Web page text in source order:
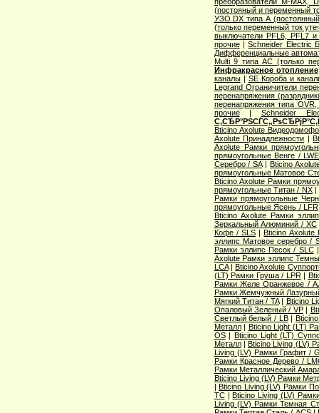
(постояный и переменный
УЗО DX типа А
(только переменный ток
выключатели PFL6, PFL7 и
прочие|Schneider Electric
Дифференциальные
Multi 9 типа АС (только
Инфракрасное отопление
каналы| SE Короба и
Legrand Ограничители
перенапряжения
перенапряжения типа
прочие|Schneider
Bticino Axolute
Axolute Принадлежности |
Axolute Рамки
прямоугольные Венге / LWE
Серебро / SA|Bticino
прямоугольные Матовое
Bticino Axolute Рамки
прямоугольные Титан / NX|
Рамки прямоугольные
прямоугольные Ясень / LFR
Bticino Axolute Рамки
Зеркальный Алюминий / XC
Кофе / SLS|Bticino Axolute
эллипс Матовое серебро /
Рамки эллипс Песок / SLC
Axolute Рамки эллипс
LCA|Bticino Axolute
(LT) Рамки Груша / LPR|
Рамки Желе Оранжевое /
Рамки Жемчужный
Мягкий Титан / TA| Bticino
Опаловый Зеленый / VP|
Светлый белый / LB|
Металл| Bticino Light (LT)
OS| Bticino Light (LT)
Металл|Bticino Living (LV)
Living (LV) Рамки Графит /
Рамки Красное Дерево /
Рамки Металлический
Bticino Living (LV) Рамки
|Bticino Living (LV) Рамки
TC|Bticino Living (LV)
Living (LV) Рамки Темная